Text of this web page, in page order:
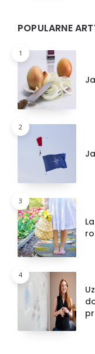
POPULARNE
1
2
3
4